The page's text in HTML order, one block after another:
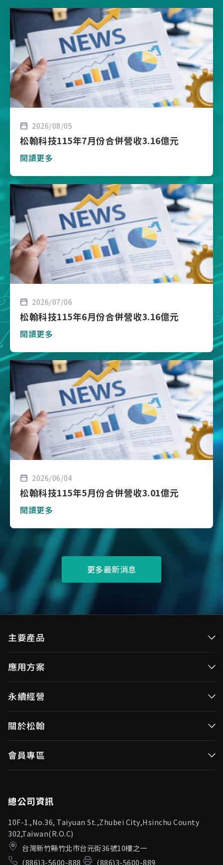
2026/08/05
松翰科技115年7月份合併營收3.16億元
閱讀更多
2026/07/06
松翰科技115年6月份合併營收3.16億元
閱讀更多
2026/06/04
松翰科技115年5月份合併營收3.01億元
閱讀更多
更多最新消息
主要產品
視訊/影像控制器
無線視頻傳輸
OID產品(Optical ID)
應用方案
視訊／影像控制器
無線視頻傳輸
永續經營
投資人專區
利害關係人
關於松翰
會員專區
總公司資訊
10F-1.,No.36, Taiyuan St.,Zhubei City,Hsinchu County
302,Taiwan(R.O.C)
台灣新竹縣竹北市台元街36號10樓之一
(886)3-5600-888
(886)3-5600-889